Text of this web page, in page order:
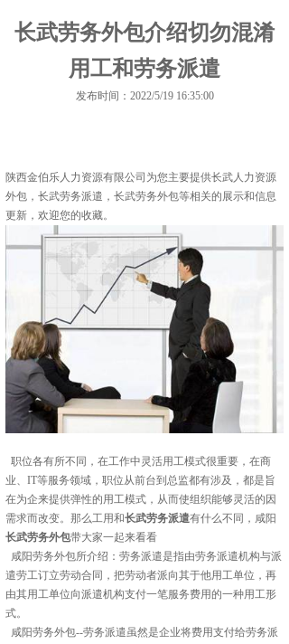
长武劳务外包介绍切勿混淆
用工和劳务派遣
发布时间：2022/5/19 16:35:00
陕西金伯乐人力资源有限公司为您主要提供长武人力资源
外包 ，长武劳务派遣，长武劳务外包等相关的展示和信息
更新，欢迎您的收藏。
职位各有所不同，在工作中灵活用工模式很重要，在商
业、IT等服务领域，职位从前台到总监都有涉及，都是旨
在为企来提供弹性的用工模式，从而使组织能够灵活的因
需求而改变。那么工用和长武劳务派遣有什么不同，咸阳
长武劳务外包带大家一起来看看
咸阳劳务外包所介绍：劳务派遣是指由劳务派遣机构与派
遣劳工订立劳动合同，把劳动者派向其于他用工单位，再
由其用工单位向派遣机构支付一笔服务费用的一种用工形
式。
咸阳劳务外包--劳务派遣虽然是企业将费用支付给劳务派